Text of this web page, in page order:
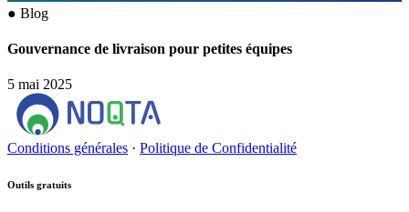
● Blog
Gouvernance de livraison pour petites équipes
5 mai 2025
Conditions générales · Politique de Confidentialité
Outils gratuits